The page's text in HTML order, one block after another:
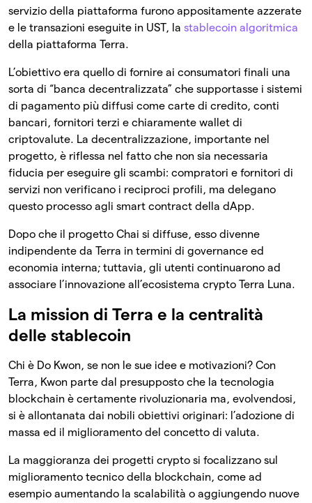
servizio della piattaforma furono appositamente azzerate
e le transazioni eseguite in UST, la stablecoin algoritmica
della piattaforma Terra.
L’obiettivo era quello di fornire ai consumatori finali una
sorta di “banca decentralizzata” che supportasse i sistemi
di pagamento più diffusi come carte di credito, conti
bancari, fornitori terzi e chiaramente wallet di
criptovalute. La decentralizzazione, importante nel
progetto, è riflessa nel fatto che non sia necessaria
fiducia per eseguire gli scambi: compratori e fornitori di
servizi non verificano i reciproci profili, ma delegano
questo processo agli smart contract della dApp.
Dopo che il progetto Chai si diffuse, esso divenne
indipendente da Terra in termini di governance ed
economia interna; tuttavia, gli utenti continuarono ad
associare l’innovazione all’ecosistema crypto Terra Luna.
La mission di Terra e la centralità
delle stablecoin
Chi è Do Kwon, se non le sue idee e motivazioni? Con
Terra, Kwon parte dal presupposto che la tecnologia
blockchain è certamente rivoluzionaria ma, evolvendosi,
si è allontanata dai nobili obiettivi originari: l’adozione di
massa ed il miglioramento del concetto di valuta.
La maggioranza dei progetti crypto si focalizzano sul
miglioramento tecnico della blockchain, come ad
esempio aumentando la scalabilità o aggiungendo nuove